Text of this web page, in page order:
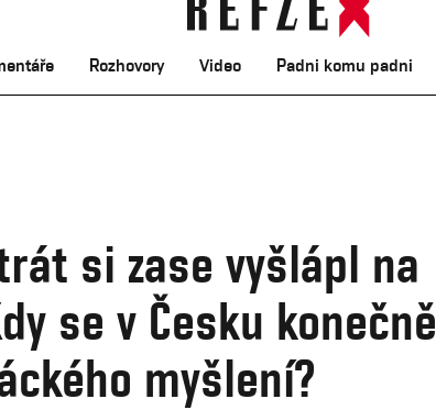
Rozhovory Video Padni komu padni
si zase vyšlápl na
se v Česku konečně
myšlení?